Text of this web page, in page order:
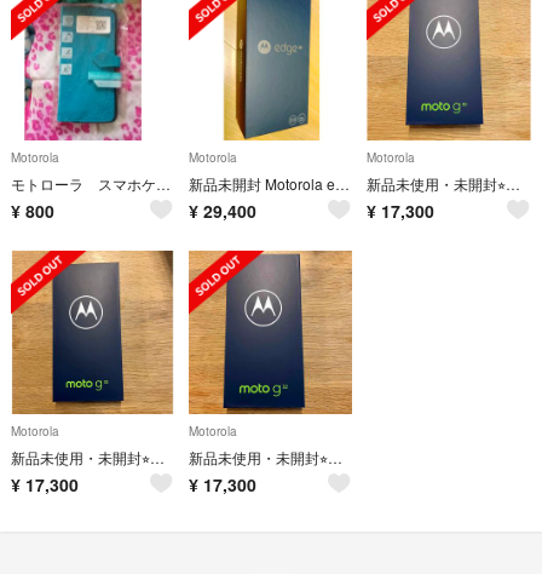
Motorola
モトローラ スマホケース motorola edge20 fusion
¥ 800
Motorola
新品未開封 Motorola edge20 フロストオニキス
¥ 29,400
Motorola
新品未使用・未開封⭐︎モトローラ moto g32 サテンシルバー
¥ 17,300
Motorola
新品未使用・未開封⭐︎モトローラ moto g32 サテンシルバー
¥ 17,300
Motorola
新品未使用・未開封⭐︎モトローラ moto g32 サテンシルバ
¥ 17,300